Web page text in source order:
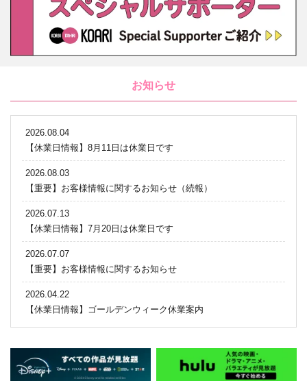
お知らせ
2026.08.04
【休業日情報】8月11日は休業日です
2026.08.03
【重要】お客様情報に関するお知らせ（続報）
2026.07.13
【休業日情報】7月20日は休業日です
2026.07.07
【重要】お客様情報に関するお知らせ
2026.04.22
【休業日情報】ゴールデンウィーク休業案内